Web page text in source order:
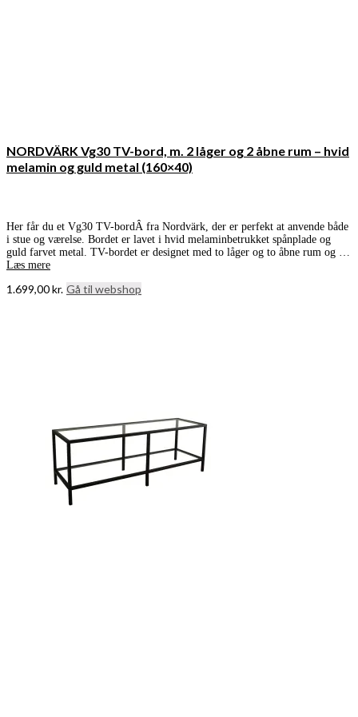
NORDVÄRK Vg30 TV-bord, m. 2 låger og 2 åbne rum – hvid
melamin og guld metal (160×40)
Her får du et Vg30 TV-bordÂ fra Nordvärk, der er perfekt at anvende både
i stue og værelse. Bordet er lavet i hvid melaminbetrukket spånplade og
guld farvet metal. TV-bordet er designet med to låger og to åbne rum og …
Læs mere
1.699,00kr. Gå til webshop